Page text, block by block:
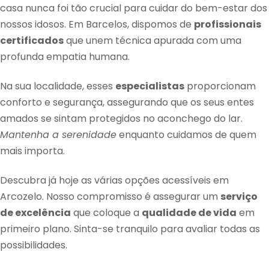
casa nunca foi tão crucial para cuidar do bem-estar dos
nossos idosos. Em Barcelos, dispomos de profissionais
certificadosque unem técnica apurada com uma
profunda empatia humana.
Na sua localidade, esses especialistas proporcionam
conforto e segurança, assegurando que os seus entes
amados se sintam protegidos no aconchego do lar.
Mantenha a serenidadeenquanto cuidamos de quem
mais importa.
Descubra já hoje as várias opções acessíveis em
Arcozelo. Nosso compromisso é assegurar um serviço
de excelência que coloque a qualidade de vida em
primeiro plano. Sinta-se tranquilo para avaliar todas as
possibilidades.